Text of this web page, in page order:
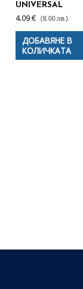
UNIVERSAL
4.09 € (8.00 лв.)
ДОБАВЯНЕ В
КОЛИЧКАТА